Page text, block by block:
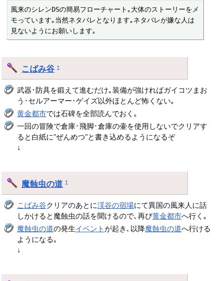
風来のシレンDSの簡易フローチャート｡大体のストーリーをメ
モっています｡当然ネタバレとなります｡ネタバレが嫌な人は
見ないようにお願いします｡
こばみ谷 †
武器･防具を鍛えて進むだけ｡装備が強ければガイコツまお
う･セルアーマー･ゲイズ以外ほとんど怖くない｡
黄金都市では石碑を全部読んでおく｡
一回の冒険で倉庫･飛脚･倉庫の壷を使用しないでクリアす
ると白紙に"ぜんめつ"と書き込めるようになるぞ
↓
魔蝕虫の道 †
こばみ谷クリアのあとに渓谷の宿場にて異国の風来人に話
しかけると魔蝕虫の話を聞けるので､再び黄金都市へ行く｡
魔蝕虫の道の発生イベント が起き､以降魔蝕虫の道へ行ける
ようになる｡
↓